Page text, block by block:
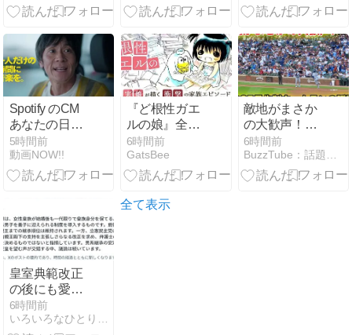
──モチーフ鈴
派出看護から
令和の訪問看
護へつない
だ“140年の道”
ら？全何話ま
ュールを紹
介！
Spotify のCM
あなたの日々
に音楽を「車
の中で留守
番」篇
5時間前
動画NOW!!
『ど根性ガエ
ルの娘』全巻
「70％オフ」
セール！全7
巻「5,313円」
円」！『ど根
6時間前
GatsBee
敵地がまさか
の大歓声！大
谷25号先制ホ
ームランの瞬
間！現地映像
6時間前
皇室典範改正
の後にも愛子
天皇を望む声
が？！
6時間前
いろいろなひとりごと・・・
全て表示